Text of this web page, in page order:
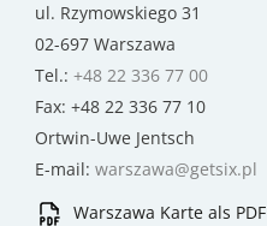
ul. Rzymowskiego 31
02-697 Warszawa
Tel.: +48 22 336 77 00
Fax: +48 22 336 77 10
Ortwin-Uwe Jentsch
E-mail: warszawa@getsix.pl
Warszawa Karte als PDF